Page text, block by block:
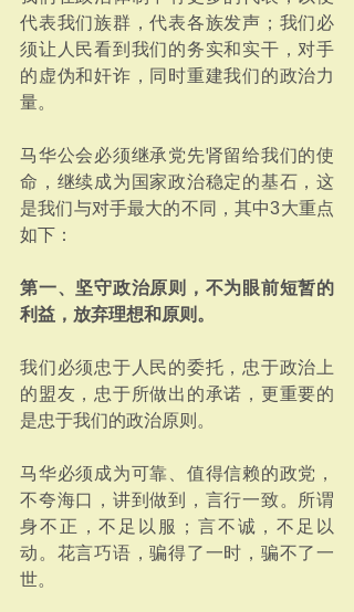
代表我们族群，代表各族发声；我们必
须让人民看到我们的务实和实干，对手
的虚伪和奸诈，同时重建我们的政治力
量。
马华公会必须继承党先肾留给我们的使
命，继续成为国家政治稳定的基石，这
是我们与对手最大的不同，其中3大重点
如下：
第一、坚守政治原则，不为眼前短暂的
利益，放弃理想和原则。
我们必须忠于人民的委托，忠于政治上
的盟友，忠于所做出的承诺，更重要的
是忠于我们的政治原则。
马华必须成为可靠、值得信赖的政党，
不夸海口，讲到做到，言行一致。所谓
身不正，不足以服；言不诚，不足以
动。花言巧语，骗得了一时，骗不了一
世。